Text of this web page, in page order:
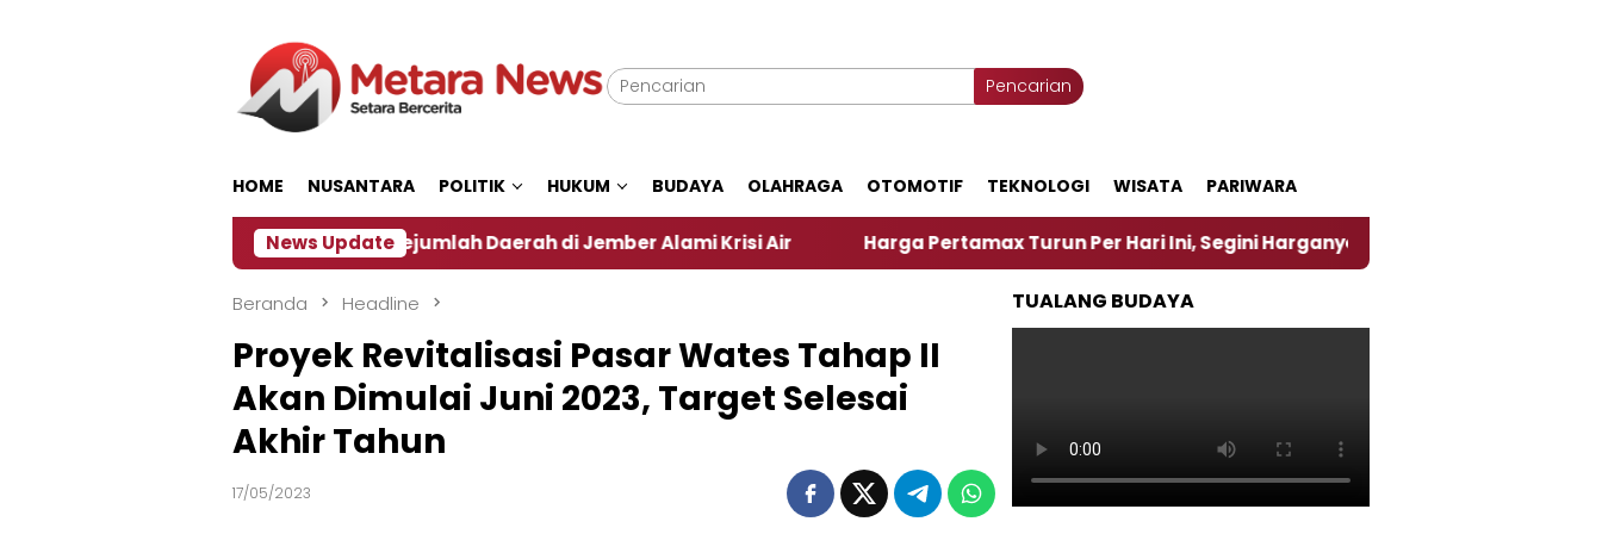
Pencarian
HOME NUSANTARA POLITIK HUKUM BUDAYA OLAHRAGA OTOMOTIF TEKNOLOGI WISATA PARIWARA
News Update
Dampak El Nino, Sejumlah Daerah di Jember Alami Krisi Air Harga Pertamax Turun Per Hari Ini, Segini Harganya ‎Nasirun Maestro Lukis Pemadu
Beranda Headline
Proyek Revitalisasi Pasar Wates Tahap II
Akan Dimulai Juni 2023, Target Selesai
Akhir Tahun
17/05/2023
TUALANG BUDAYA